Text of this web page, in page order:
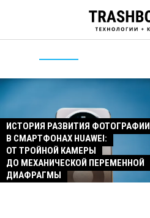
ИСТОРИЯ РАЗВИТИЯ ФОТОГРАФИИ
В СМАРТФОНАХ HUAWEI:
ОТ ТРОЙНОЙ КАМЕРЫ
ДО МЕХАНИЧЕСКОЙ ПЕРЕМЕННОЙ
ДИАФРАГМЫ